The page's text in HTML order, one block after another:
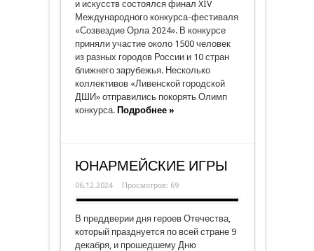
и искусств состоялся финал XIV
Международного конкурса-фестиваля
«Созвездие Орла 2024». В конкурсе
приняли участие около 1500 человек
из разных городов России и 10 стран
ближнего зарубежья. Несколько
коллективов «Ливенской городской
ДШИ» отправились покорять Олимп
конкурса. Подробнее »
ЮНАРМЕЙСКИЕ ИГРЫ
06.12.2024 Просмотров: 69
В преддверии дня героев Отечества,
который празднуется по всей стране 9
декабря, и прошедшему Дню